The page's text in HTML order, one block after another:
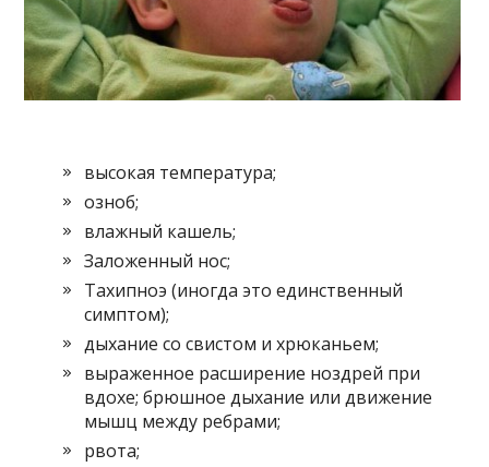
высокая температура;
озноб;
влажный кашель;
Заложенный нос;
Тахипноэ (иногда это единственный
симптом);
дыхание со свистом и хрюканьем;
выраженное расширение ноздрей при
вдохе; брюшное дыхание или движение
мышц между ребрами;
рвота;